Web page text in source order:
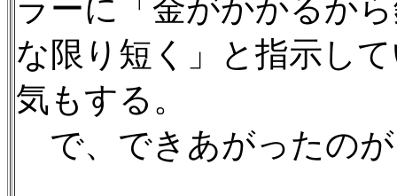
ラーに「金がかかるか
な限り短く」と指示し
気もする。
で、できあがったの